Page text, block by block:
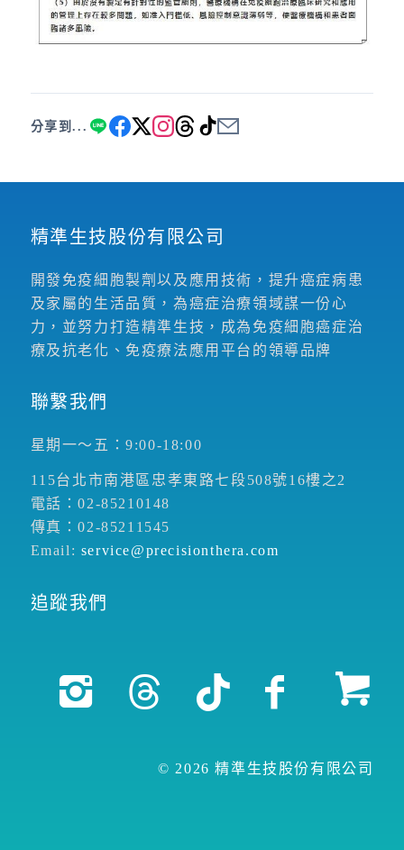
分享到...
精準生技股份有限公司
開發免疫細胞製劑以及應用技術，提升癌症病患
及家屬的生活品質，為癌症治療領域謀一份心
力，並努力打造精準生技，成為免疫細胞癌症治
療及抗老化、免疫療法應用平台的領導品牌
聯繫我們
星期一～五：9:00-18:00
115台北市南港區忠孝東路七段508號16樓之2
電話：02-85210148
傳真：02-85211545
Email: service@precisionthera.com
追蹤我們
© 2026 精準生技股份有限公司